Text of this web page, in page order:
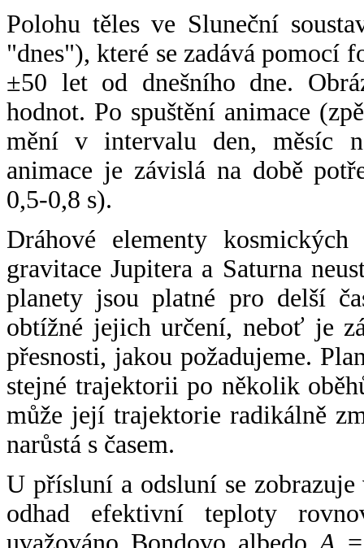
Polohu těles ve Sluneční
"dnes"), které se zadává pomocí
±50 let od dnešního dne.
hodnot. Po spuštění animace
mění v intervalu den, měsíc
animace je závislá na době
0,5-0,8 s).
Dráhové elementy
gravitace Jupitera a Saturna
planety jsou platné pro delší
obtížné jejich určení, neboť je
přesnosti, jakou požadujeme.
stejné trajektorii po několik
může její trajektorie radikálně
narůstá s časem.
U přísluní a odsluní se
odhad efektivní teploty